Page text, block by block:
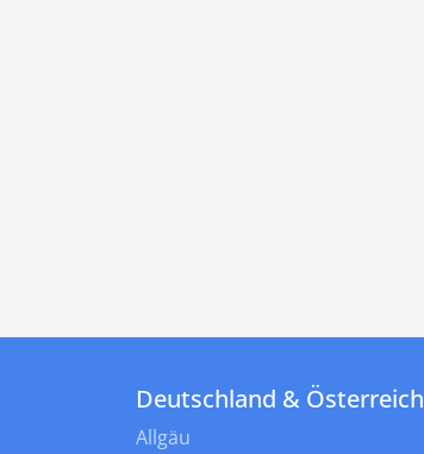
Deutschland & Österreich
Allgäu